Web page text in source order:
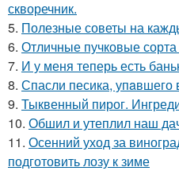
скворечник.
5. Полезные советы на
6. Отличные пучковые сорта
7. И у меня теперь есть
8. Спасли песика, упaвшего
9. Тыквенный пирог.
10. Обшил и утеплил наш
11. Осенний уход за
подготовить лозу к зиме